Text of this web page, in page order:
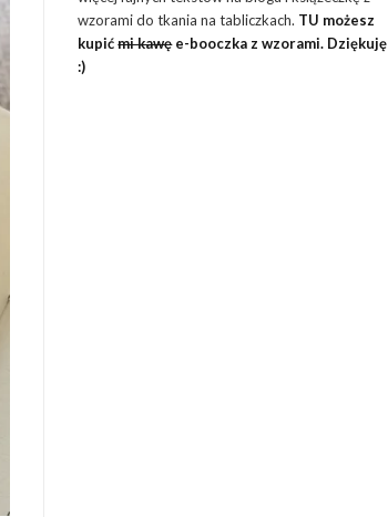
wzorami do tkania na tabliczkach. TU możesz
kupićmi kawęe-booczka z wzorami. Dziękuję
:)